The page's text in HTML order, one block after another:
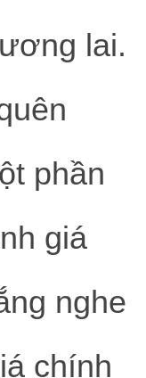
lai.
phần
giá
nghe
chính